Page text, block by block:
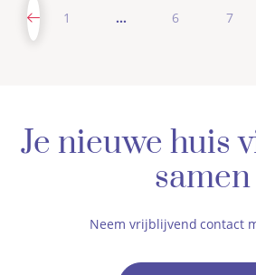
1 … 6 7
Je nieuwe huis
samen
Neem vrijblijvend contact